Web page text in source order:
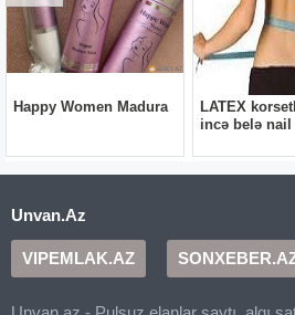
Unvan.Az
VIPEMLAK.AZ